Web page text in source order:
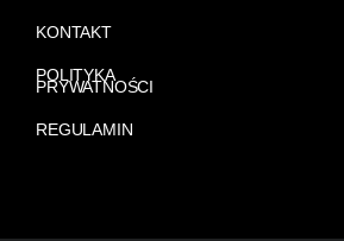
KONTAKT
POLITYKA
PRYWATNOŚCI
REGULAMIN